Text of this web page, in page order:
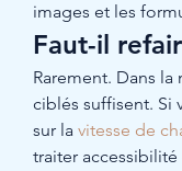
images et les
Faut-il
Rarement. Dans
ciblés suffisent. Si
sur la vitesse de
traiter